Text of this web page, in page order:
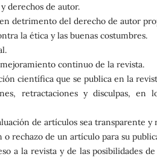
derechos de autor.
detrimento del derecho de autor
la ética y las buenas costumbres.
continuo de la revista.
científica que se publica en la
retractaciones y disculpas,
de artículos sea transparente y
rechazo de un artículo para su
a la revista y de las posibilidades